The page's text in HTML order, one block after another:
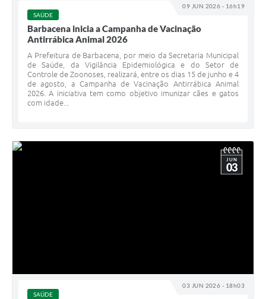
09 JUN 2026 - 16h19
SAÚDE
Barbacena inicia a Campanha de Vacinação
Antirrábica Animal 2026
A Prefeitura de Barbacena, por meio da Secretaria Municipal
de Saúde, da Vigilância Epidemiológica e do Setor de
Controle de Zoonoses, realizará, entre os dias 15 de junho e 4
de agosto, a Campanha de Vacinação Antirrábica Animal
2026. A iniciativa tem como objetivo imunizar cães e gatos
com idade...
03 JUN 2026 - 18h03
JUN
03
SAÚDE